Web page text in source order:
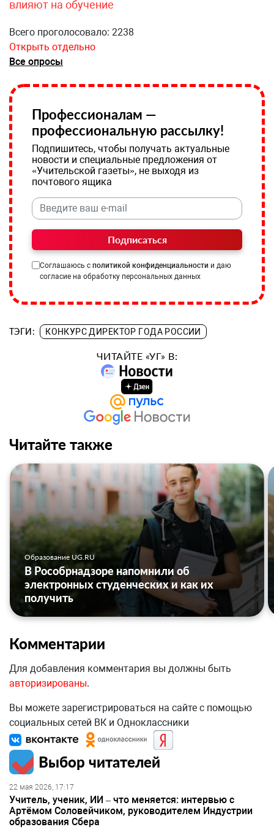
влияют на обучение
Всего проголосовало: 2238
Открыть отдельно
Все опросы
Профессионалам —
профессиональную рассылку!
Подпишитесь, чтобы получать актуальные
новости и специальные предложения от
«Учительской газеты», не выходя из
почтового ящика
Подписаться
Соглашаюсь с политикой конфиденциальности и даю
согласие на обработку персональных данных
ТЭГИ: КОНКУРС ДИРЕКТОР ГОДА РОССИИ
ЧИТАЙТЕ «УГ» В:
Читайте также
Образование UG.RU
В Рособрнадзоре напомнили об
электронных студенческих и как их
получить
Комментарии
Для добавления комментария вы должны быть
авторизированы.
Вы можете зарегистрироваться на сайте с помощью
социальных сетей ВК и Одноклассники
Выбор читателей
22 мая 2026, 17:17
Учитель, ученик, ИИ – что меняется: интервью с
Артёмом Соловейчиком, руководителем Индустрии
образования Сбера